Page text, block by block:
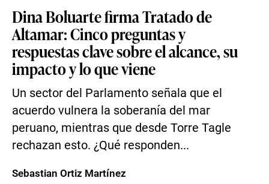
Dina Boluarte firma Tratado de
Altamar: Cinco preguntas y
respuestas clave sobre el alcance, su
impacto y lo que viene
Un sector del Parlamento señala que el
acuerdo vulnera la soberanía del mar
peruano, mientras que desde Torre Tagle
rechazan esto. ¿Qué responden...
Sebastian Ortiz Martínez